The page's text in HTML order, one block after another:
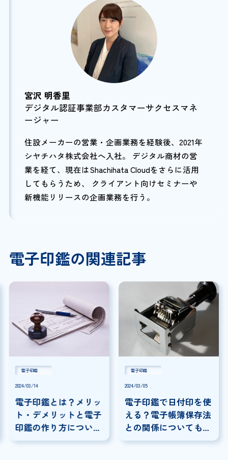
宮沢 明香里
デジタル認証事業部カスタマーサクセスマネ
ージャー
住設メーカーの営業・企画業務を経験後、2021年
シヤチハタ株式会社へ入社。 デジタル商材の営
業を経て、現在はShachihata Cloudをさらに活用
してもらうため、 クライアント向けセミナーや
新機能リリースの企画業務を行う。
電子印鑑の関連記事
電子印鑑
2024/03/14
電子印鑑とは？メリッ
ト・デメリットと電子
印鑑の作り方について
解説！
電子印鑑
2024/03/05
電子印鑑で日付印を使
える？電子帳簿保存法
との関係についても解
説！